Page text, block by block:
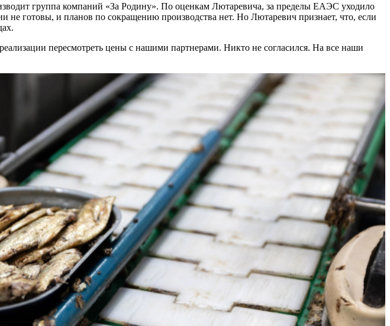
группа компаний «За Родину». По оценкам Лютаревича, за пределы ЕАЭС уходило
готовы, и планов по сокращению производства нет. Но Лютаревич признает, что, если
пересмотреть цены с нашими партнерами. Никто не согласился. На все наши